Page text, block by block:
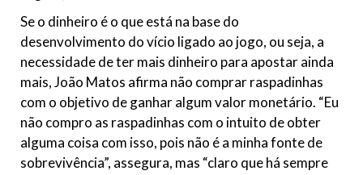
Se o dinheiro é o que está na base do
desenvolvimento do vício ligado ao jogo, ou seja, a
necessidade de ter mais dinheiro para apostar ainda
mais, João Matos afirma não comprar raspadinhas
com o objetivo de ganhar algum valor monetário. “Eu
não compro as raspadinhas com o intuito de obter
alguma coisa com isso, pois não é a minha fonte de
sobrevivência”, assegura, mas “claro que há sempre